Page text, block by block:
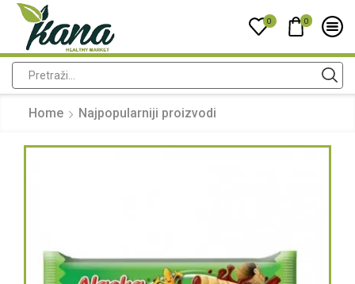
0 0
Home Najpopularniji proizvodi